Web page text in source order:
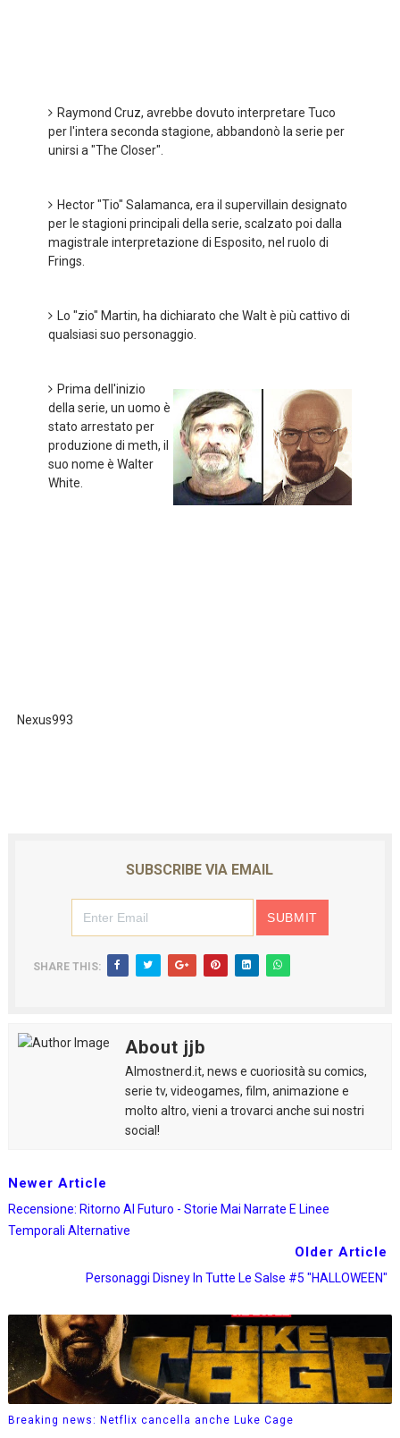
Raymond Cruz, avrebbe dovuto interpretare Tuco
per l'intera seconda stagione, abbandonò la serie per
unirsi a "The Closer".
Hector "Tio" Salamanca, era il supervillain designato
per le stagioni principali della serie, scalzato poi dalla
magistrale interpretazione di Esposito, nel ruolo di
Frings.
Lo "zio" Martin, ha dichiarato che Walt è più cattivo di
qualsiasi suo personaggio.
Prima dell'inizio
della serie, un uomo è
stato arrestato per
produzione di meth, il
suo nome è Walter
White.
Nexus993
SUBSCRIBE VIA EMAIL
SHARE THIS:
About jjb
Almostnerd.it, news e cuoriosità su comics,
serie tv, videogames, film, animazione e
molto altro, vieni a trovarci anche sui nostri
social!
Newer Article
Recensione: Ritorno Al Futuro - Storie Mai Narrate E Linee
Temporali Alternative
Older Article
Personaggi Disney In Tutte Le Salse #5 "HALLOWEEN"
Breaking news: Netflix cancella anche Luke Cage